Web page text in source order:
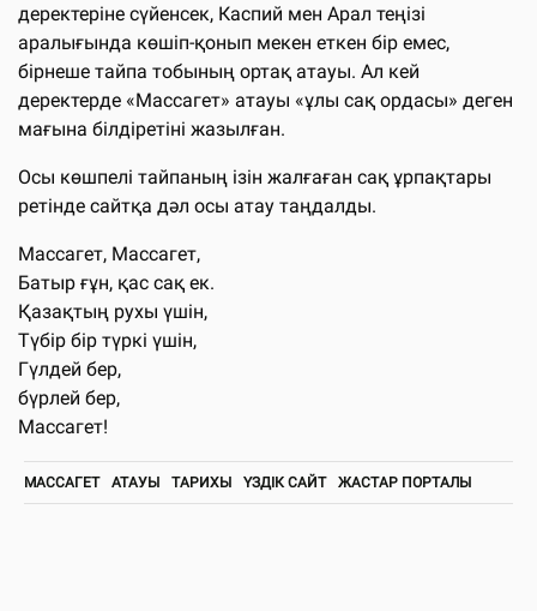
деректеріне сүйенсек, Каспий мен Арал теңізі
аралығында көшіп-қонып мекен еткен бір емес,
бірнеше тайпа тобының ортақ атауы. Ал кей
деректерде «Массагет» атауы «ұлы сақ ордасы» деген
мағына білдіретіні жазылған.
Осы көшпелі тайпаның ізін жалғаған сақ ұрпақтары
ретінде сайтқа дәл осы атау таңдалды.
Массагет, Массагет,
Батыр ғұн, қас сақ ек.
Қазақтың рухы үшін,
Түбір бір түркі үшін,
Гүлдей бер,
бүрлей бер,
Массагет!
МАССАГЕТ АТАУЫ ТАРИХЫ ҮЗДІК САЙТ ЖАСТАР ПОРТАЛЫ